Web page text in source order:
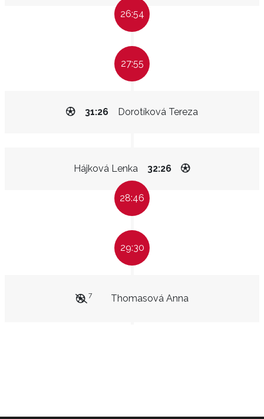
26:54
27:55
Dorotíková Tereza
31:26
Hájková Lenka 32:26
28:46
29:30
Thomasová Anna
7